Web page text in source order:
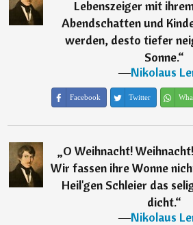
Lebenszeiger mit
Abendschatten und
werden, desto tiefer
Sonne.“
―Nikolaus
Facebook Twitter
„O Weihnacht!
Wir fassen ihre Wonne
Heil'gen Schleier das
dicht.“
―Nikolaus